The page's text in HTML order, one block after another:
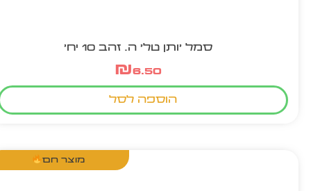
סמל 'ותן טל' ה. זהב 10 יח'
₪6.50
הוספה לסל
מוצר חם